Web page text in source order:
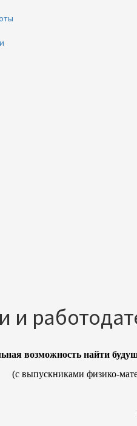
и
возможность найти
(с выпускниками физико-